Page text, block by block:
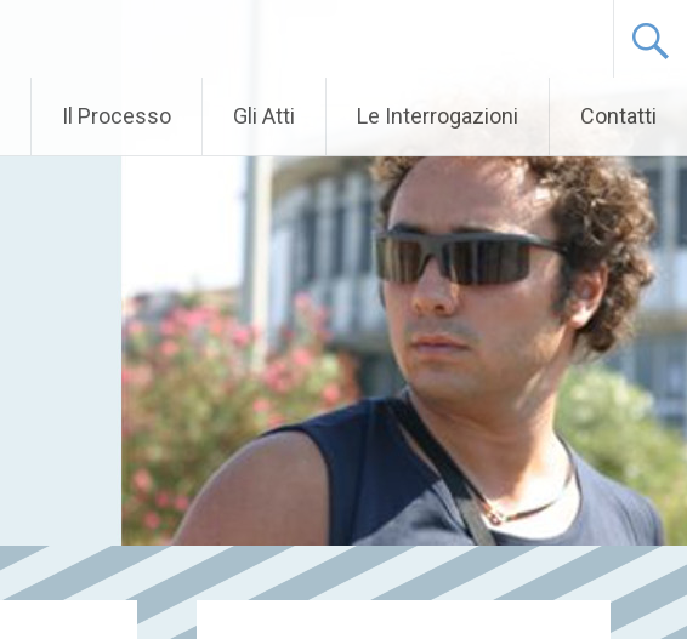
Il Processo Gli Atti Le Interrogazioni Contatti